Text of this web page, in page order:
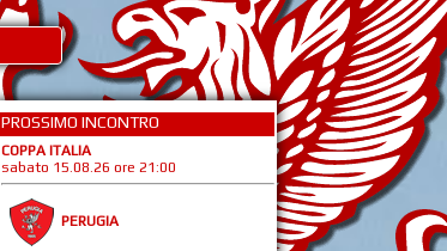
PROSSIMO INCONTRO
COPPA ITALIA
sabato 15.08.26 ore 21:00
PERUGIA